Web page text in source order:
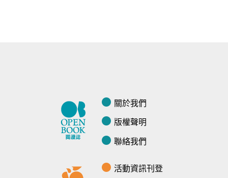
關於我們
版權聲明
聯絡我們
活動資訊刊登